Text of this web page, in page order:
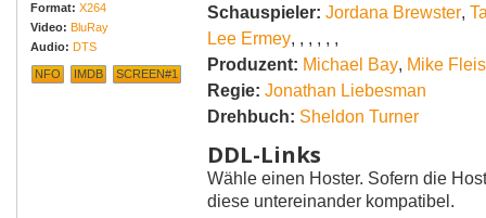
Format: X264
Video: BluRay
Audio: DTS
NFO IMDB SCREEN#1
Schauspieler: Jordana Brewster,
Lee Ermey, , , , , ,
Produzent: Michael Bay, Mike
Regie: Jonathan Liebesman
Drehbuch: Sheldon Turner
DDL-Links
Wähle einen Hoster. Sofern die
diese untereinander kompatibel.